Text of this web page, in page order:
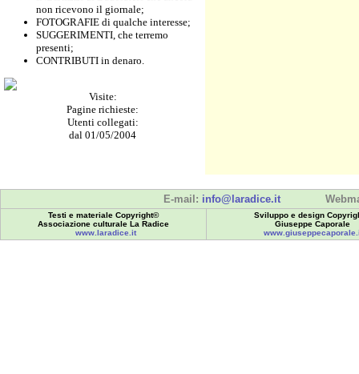
non ricevono il giornale;
FOTOGRAFIE di qualche interesse;
SUGGERIMENTI, che terremo
presenti;
CONTRIBUTI in denaro.
Visite:
Pagine richieste:
Utenti collegati:
dal 01/05/2004
info@laradice.it
Testi e materiale Copyright©
Associazione culturale La Radice
Sviluppo e design
Giuseppe Caporale